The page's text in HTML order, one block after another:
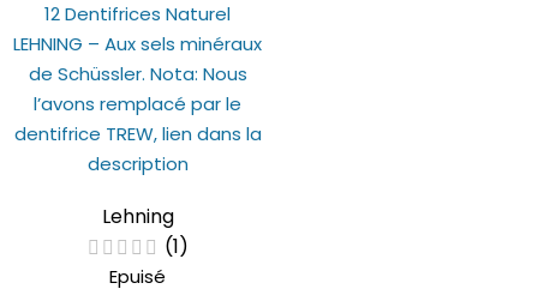
12 Dentifrices Naturel
LEHNING – Aux sels minéraux
de Schüssler. Nota: Nous
l’avons remplacé par le
dentifrice TREW, lien dans la
description
Lehning
(1)
Epuisé